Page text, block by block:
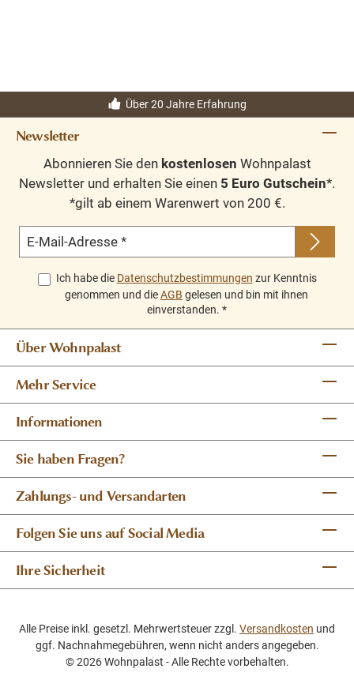
Über 20 Jahre Erfahrung
Newsletter
Abonnieren Sie den kostenlosen Wohnpalast
Newsletter und erhalten Sie einen 5 Euro Gutschein*.
*gilt ab einem Warenwert von 200 €.
E-Mail-Adresse *
Ich habe die Datenschutzbestimmungen zur Kenntnis
genommen und dieAGB gelesen und bin mit ihnen
einverstanden. *
Über Wohnpalast
Mehr Service
Informationen
Sie haben Fragen?
Zahlungs- und Versandarten
Folgen Sie uns auf Social Media
Ihre Sicherheit
Alle Preise inkl. gesetzl. Mehrwertsteuer zzgl. Versandkosten und
ggf. Nachnahmegebühren, wenn nicht anders angegeben.
© 2026 Wohnpalast - Alle Rechte vorbehalten.